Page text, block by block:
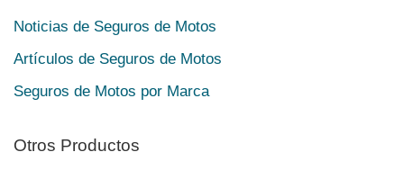
Noticias de Seguros de Motos
Artículos de Seguros de Motos
Seguros de Motos por Marca
Otros Productos